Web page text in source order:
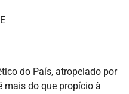
do País, atropelado por
mais do que propício à